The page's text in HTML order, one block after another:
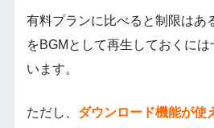
有料プランに比べると制限はあ
をBGMとして再生しておくに
います。
ただし、 ダウンロード機能が使